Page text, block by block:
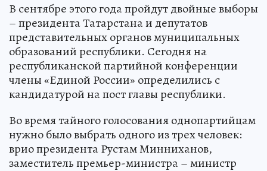
В сентябре этого года пройдут двойные выборы
– президента Татарстана и депутатов
представительных органов муниципальных
образований республики. Сегодня на
республиканской партийной конференции
члены «Единой России» определились с
кандидатурой на пост главы республики.
Во время тайного голосования однопартийцам
нужно было выбрать одного из трех человек:
врио президента Рустам Минниханов,
заместитель премьер-министра – министр